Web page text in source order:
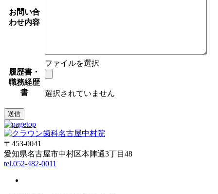
お問い合
わせ内容
履歴書・
職務経歴
書
ファイルを選択
選択されていません
〒453-0041
愛知県名古屋市中村区本陣通3丁目48
tel.052-482-0011